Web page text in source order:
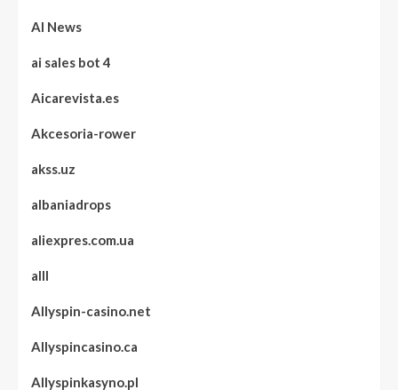
AI News
ai sales bot 4
Aicarevista.es
Akcesoria-rower
akss.uz
albaniadrops
aliexpres.com.ua
alll
Allyspin-casino.net
Allyspincasino.ca
Allyspinkasyno.pl